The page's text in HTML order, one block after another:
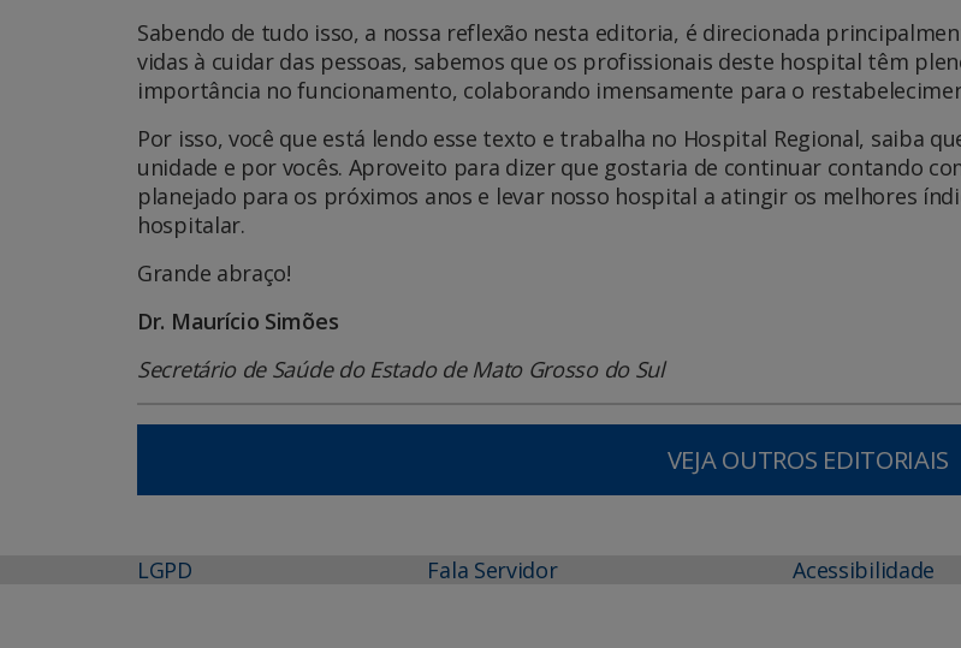
Sabendo de tudo isso, a nossa reflexão nesta editoria, é direcionada
vidas à cuidar das pessoas, sabemos que os profissionais deste hospital têm
importância no funcionamento, colaborando imensamente para o
Por isso, você que está lendo esse texto e trabalha no Hospital Regional, saiba
unidade e por vocês. Aproveito para dizer que gostaria de continuar contando
planejado para os próximos anos e levar nosso hospital a atingir os melhores
hospitalar.
Grande abraço!
Dr. Maurício Simões
Secretário de Saúde do Estado de Mato Grosso do Sul
VEJA OUTROS EDITORIAIS
LGPD Fala Servidor Acessibilidade